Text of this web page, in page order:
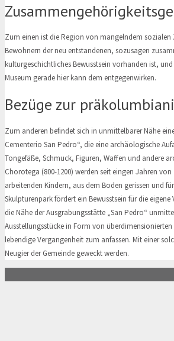
Zum einen ist die Region von mangelndem
Bewohnern der neu entstandenen, sozusagen
kulturgeschichtliches Bewusstsein vorhanden ist,
Museum gerade hier kann dem entgegenwirken.
Bezüge zur
Zum anderen befindet sich in unmittelbarer Nähe
Cementerio San Pedro“, die eine archäologische
Tongefäße, Schmuck, Figuren, Waffen und andere
Chorotega (800-1200) werden seit eingen Jahren
arbeitenden Kindern, aus dem Boden gerissen und
Skulpturenpark fördert ein Bewusstsein für die
die Nähe der Ausgrabungsstätte „San Pedro“
Ausstellungsstücke in Form von
lebendige Vergangenheit zum anfassen. Mit einer
Neugier der Gemeinde geweckt werden.